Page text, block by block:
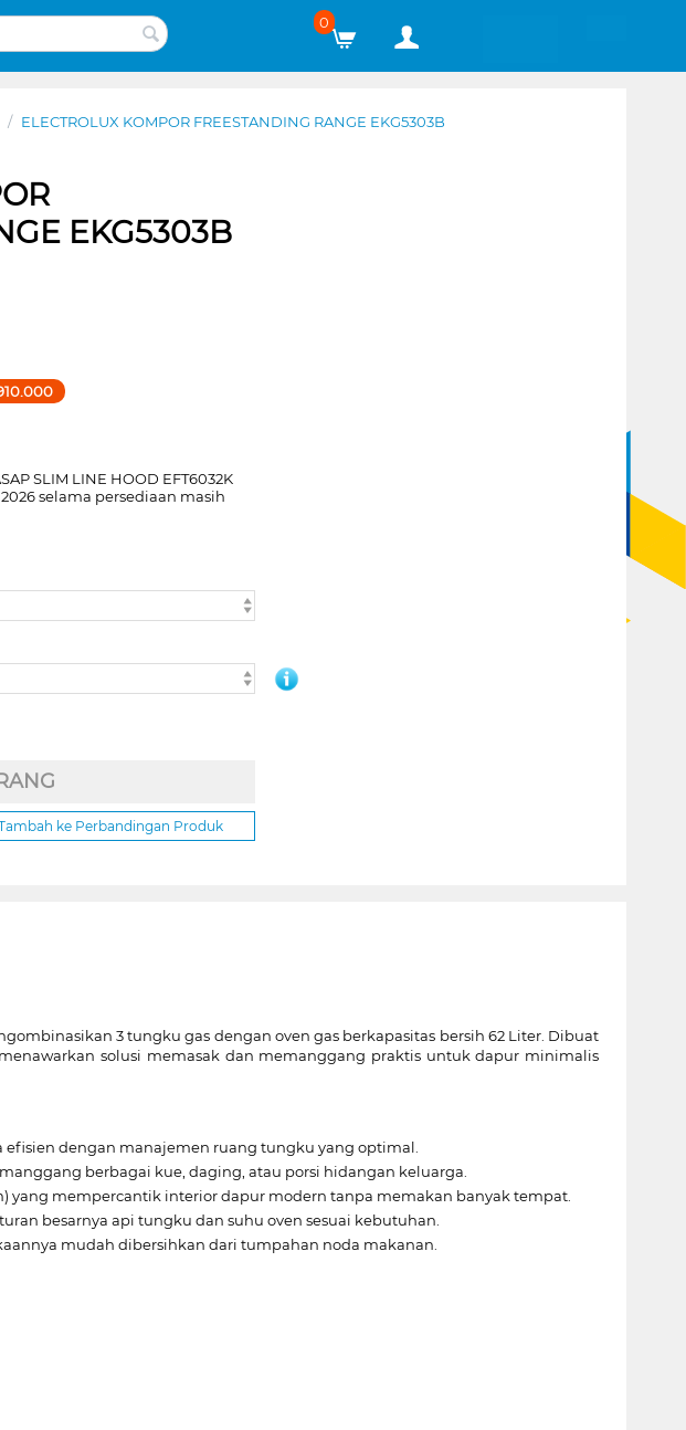
0
/ ELECTROLUX KOMPOR FREESTANDING RANGE EKG5303B
EKG5303B
SLIM LINE HOOD EFT6032K
selama persediaan masih
ke Perbandingan Produk
3 tungku gas dengan oven gas berkapasitas bersih 62 Liter. Dibuat
solusi memasak dan memanggang praktis untuk dapur minimalis
dengan manajemen ruang tungku yang optimal.
berbagai kue, daging, atau porsi hidangan keluarga.
yang mempercantik interior dapur modern tanpa memakan banyak tempat.
besarnya api tungku dan suhu oven sesuai kebutuhan.
mudah dibersihkan dari tumpahan noda makanan.